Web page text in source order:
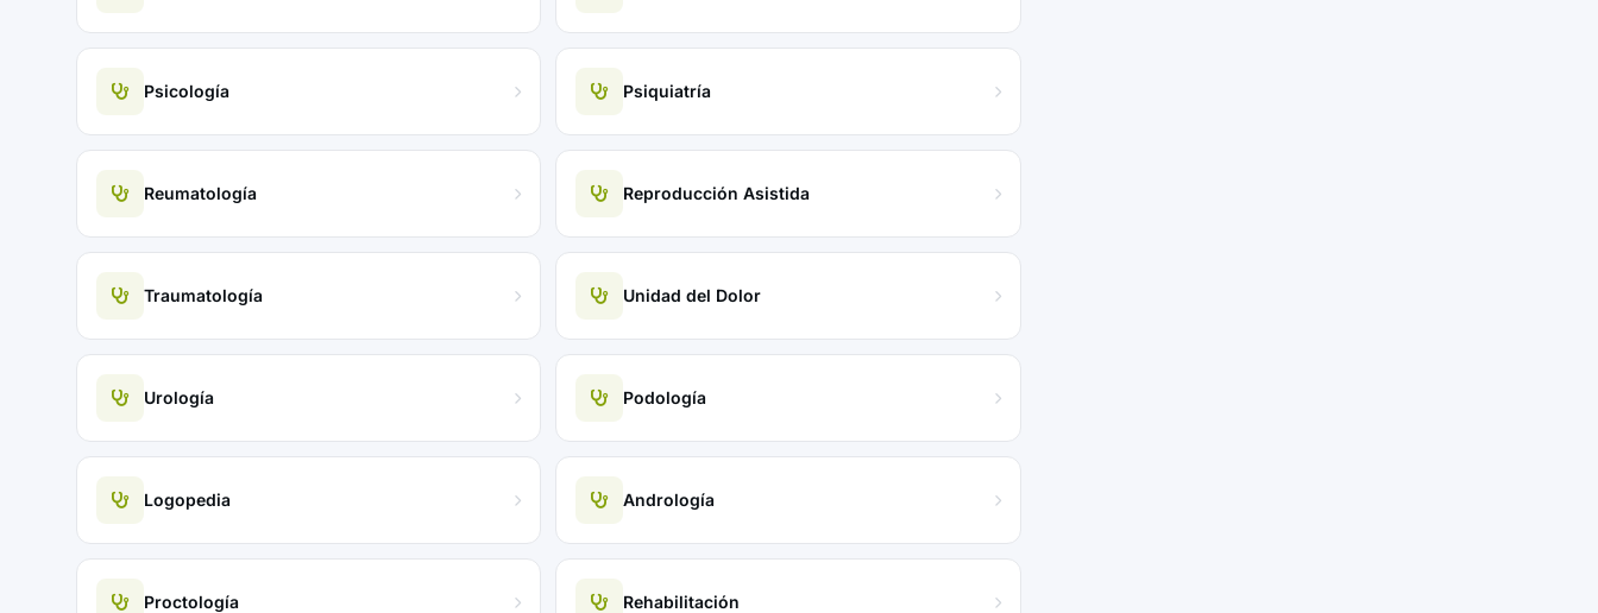
Psicología Psiquiatría
Reumatología Reproducción Asistida
Traumatología Unidad del Dolor
Urología Podología
Logopedia Andrología
Proctología Rehabilitación